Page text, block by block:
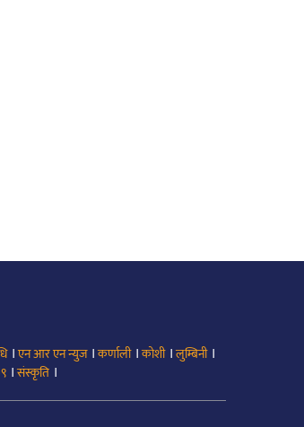
।एन आर एन न्युज।कर्णाली।कोशी।लुम्बिनी।
।संस्कृति ।